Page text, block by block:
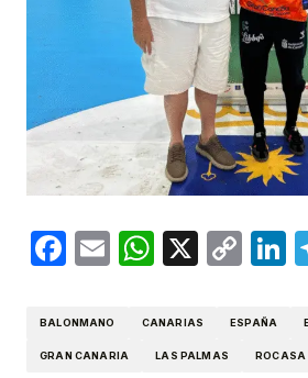
Facebook
Email X
BALONMANO CANARIAS ESPAÑA
GRAN CANARIA LAS PALMAS